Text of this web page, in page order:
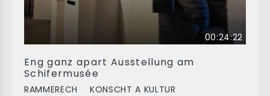
00:24:22
Eng ganz apart Ausstellung am
Schifermusée
RAMMERECH KONSCHT A KULTUR